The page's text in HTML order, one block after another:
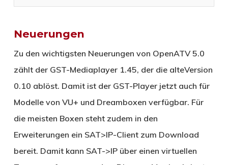
Neuerungen
Zu den wichtigsten Neuerungen von OpenATV 5.0
zählt der GST-Mediaplayer 1.45, der die alteVersion
0.10 ablöst. Damit ist der GST-Player jetzt auch für
Modelle von VU+ und Dreamboxen verfügbar. Für
die meisten Boxen steht zudem in den
Erweiterungen ein SAT>IP-Client zum Download
bereit. Damit kann SAT->IP über einen virtuellen